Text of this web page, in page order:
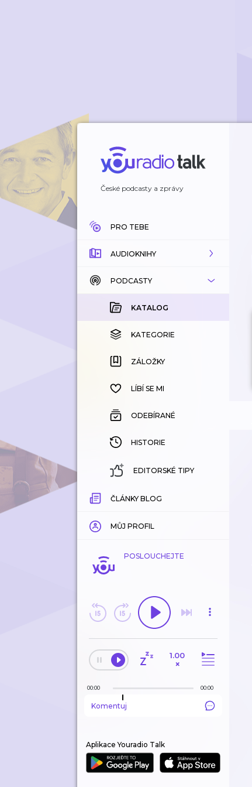
České podcasty a zprávy
PRO TEBE
AUDIOKNIHY
KATALOG
KOUPENÉ
KATEGORIE
ZÁLOŽKY
HISTORIE
PODCASTY
KATALOG
KATEGORIE
ZÁLOŽKY
LÍBÍ SE MI
ODEBÍRANÉ
HISTORIE
EDITORSKÉ TIPY
ČLÁNKY BLOG
MŮJ PROFIL
POSLOUCHEJTE
1.00
×
00:00 00:00
Komentuj
Aplikace Youradio Talk